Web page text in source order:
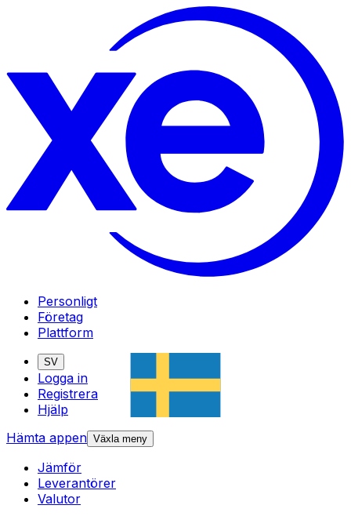
Personligt
Företag
Plattform
SV
Logga in
Registrera
Hjälp
Hämta appen Växla meny
Jämför
Leverantörer
Valutor